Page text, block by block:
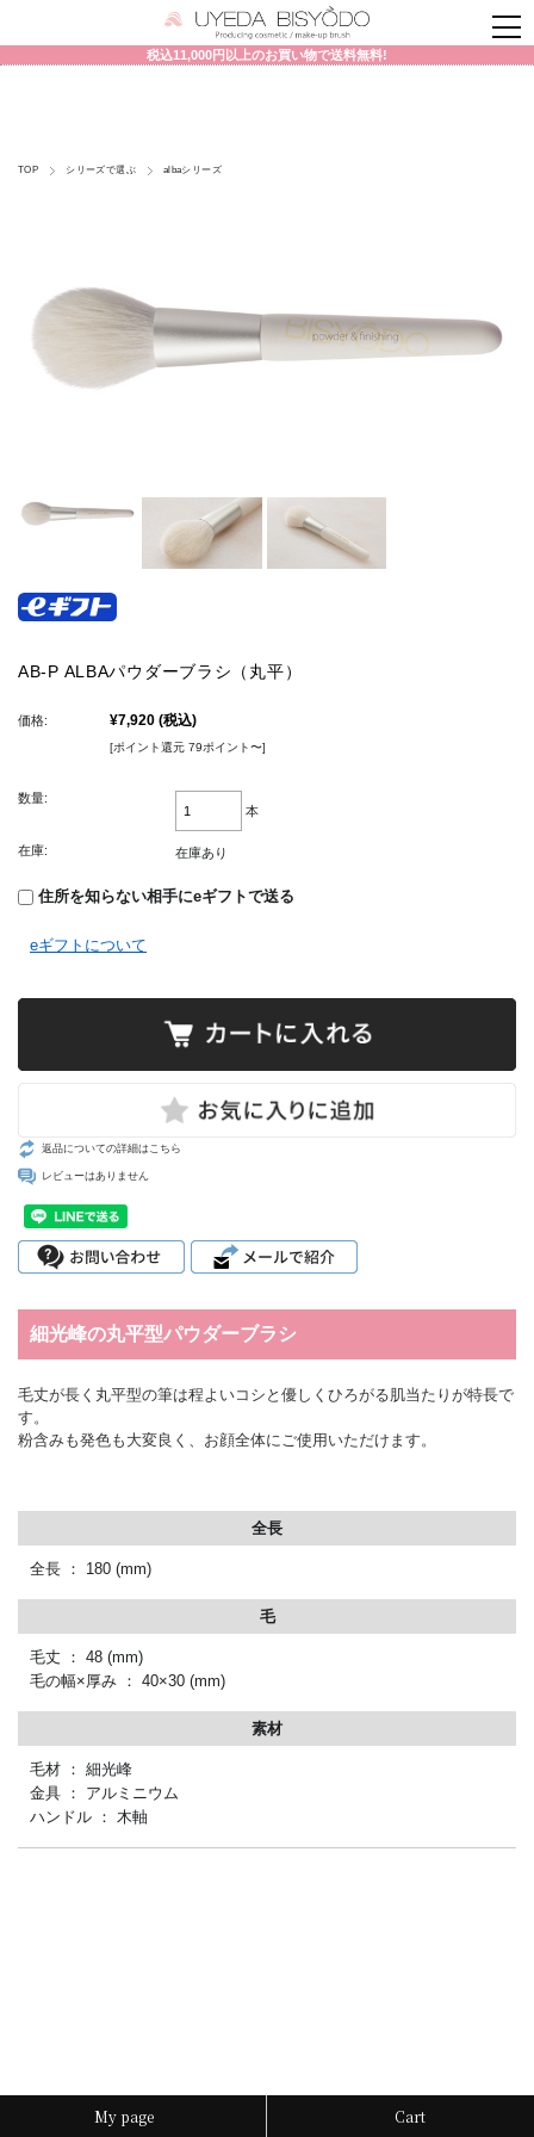
税込11,000円以上のお買い物で送料無料!
TOP シリーズで選ぶ albaシリーズ
AB-P ALBAパウダーブラシ（丸平）
価格: ¥7,920 (税込)
[ポイント還元 79ポイント〜]
数量:
本
在庫: 在庫あり
住所を知らない相手にeギフトで送る
eギフトについて
返品についての詳細はこちら
レビューはありません
細光峰の丸平型パウダーブラシ
毛丈が長く丸平型の筆は程よいコシと優しくひろがる肌当たりが特長で
す。
粉含みも発色も大変良く、お顔全体にご使用いただけます。
全長
全長 ： 180 (mm)
毛
毛丈 ： 48 (mm)
毛の幅×厚み ： 40×30 (mm)
素材
毛材 ： 細光峰
金具 ： アルミニウム
ハンドル ： 木軸
My page Cart